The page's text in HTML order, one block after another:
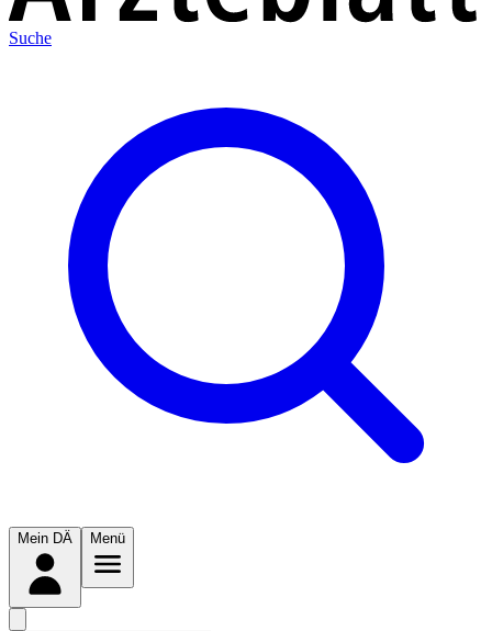
Suche
Mein DÄ Menü